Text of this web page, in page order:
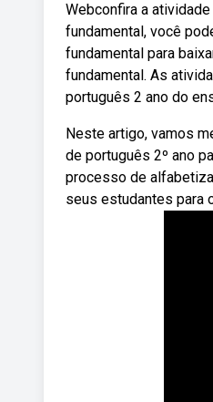
Webconfira a
fundamental, você
fundamental para
fundamental. As
português 2 ano do
Neste artigo, vamos
de português 2º ano
processo de
seus estudantes para